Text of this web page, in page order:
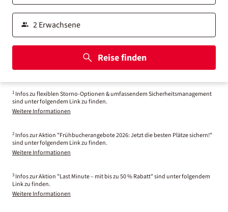
Reise finden
1 Infos zu flexiblen Storno-Optionen & umfassendem Sicherheitsmanagement
sind unter folgendem Link zu finden.
Weitere Informationen
2 Infos zur Aktion "Frühbucherangebote 2026: Jetzt die besten Plätze sichern!"
sind unter folgendem Link zu finden.
Weitere Informationen
3 Infos zur Aktion "Last Minute – mit bis zu 50 % Rabatt" sind unter folgendem
Link zu finden.
Weitere Informationen